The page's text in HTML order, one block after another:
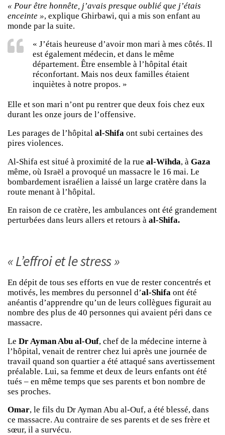
« Pour être honnête, j’avais presque oublié que j’étais
enceinte », explique Ghirbawi, qui a mis son enfant au
monde par la suite.
« J’étais heureuse d’avoir mon mari à mes côtés. Il
est également médecin, et dans le même
département. Être ensemble à l’hôpital était
réconfortant. Mais nos deux familles étaient
inquiètes à notre propos. »
Elle et son mari n’ont pu rentrer que deux fois chez eux
durant les onze jours de l’offensive.
Les parages de l’hôpital al-Shifa ont subi certaines des
pires violences.
Al-Shifa est situé à proximité de la rue al-Wihda, à Gaza
même, où Israël a provoqué un massacre le 16 mai. Le
bombardement israélien a laissé un large cratère dans la
route menant à l’hôpital.
En raison de ce cratère, les ambulances ont été grandement
perturbées dans leurs allers et retours à al-Shifa.
« L’effroi et le stress »
En dépit de tous ses efforts en vue de rester concentrés et
motivés, les membres du personnel d’al-Shifa ont été
anéantis d’apprendre qu’un de leurs collègues figurait au
nombre des plus de 40 personnes qui avaient péri dans ce
massacre.
Le Dr Ayman Abu al-Ouf, chef de la médecine interne à
l’hôpital, venait de rentrer chez lui après une journée de
travail quand son quartier a été attaqué sans avertissement
préalable. Lui, sa femme et deux de leurs enfants ont été
tués – en même temps que ses parents et bon nombre de
ses proches.
Omar, le fils du Dr Ayman Abu al-Ouf, a été blessé, dans
ce massacre. Au contraire de ses parents et de ses frère et
sœur, il a survécu.